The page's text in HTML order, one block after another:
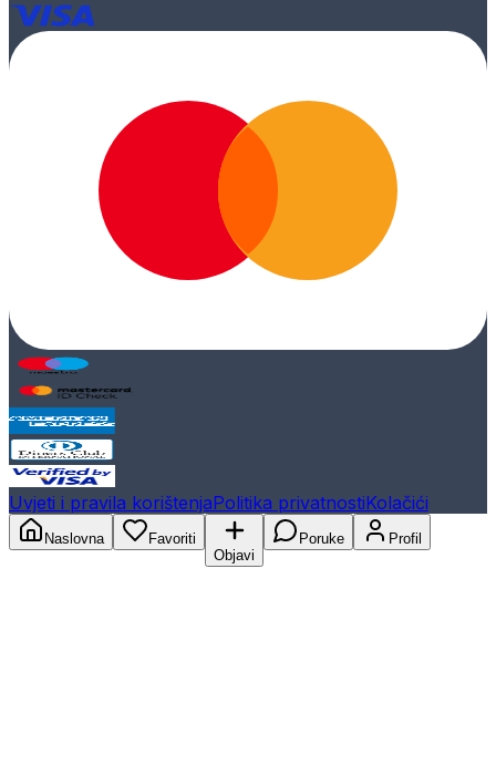
Uvjeti i pravila korištenjaPolitika privatnostiKolačići
Naslovna
Favoriti
Objavi
Poruke Profil